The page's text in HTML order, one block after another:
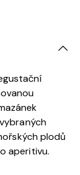
plodů
aperitivu.